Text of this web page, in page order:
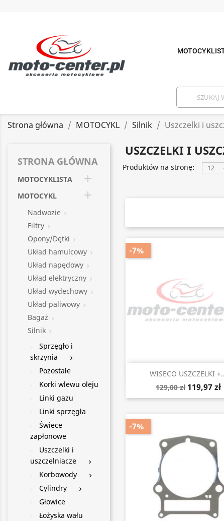
Strona główna MOTOCYKL Silnik Uszczelki i
STRONA GŁÓWNA
MOTOCYKLISTA 
MOTOCYKL 
Nadwozie 
Filtry 
Opony/Dętki 
Układ hamulcowy 
Układ napędowy 
Układ elektryczny 
Układ wydechowy 
Układ paliwowy 
Bagaż 
Silnik 
Sprzęgło i
skrzynia

Pozostałe
Korki wlewu oleju
Linki gazu
Linki sprzęgła
Świece
zapłonowe
Uszczelki i
uszczelniacze

Korbowody 
Cylindry 
Głowice
Łożyska wału
USZCZELKI I
Produktów na stronę: 12
WISECO USZCZELKI
129,00 zł 119,97 zł
-7%
Szybki podgląd
-7%